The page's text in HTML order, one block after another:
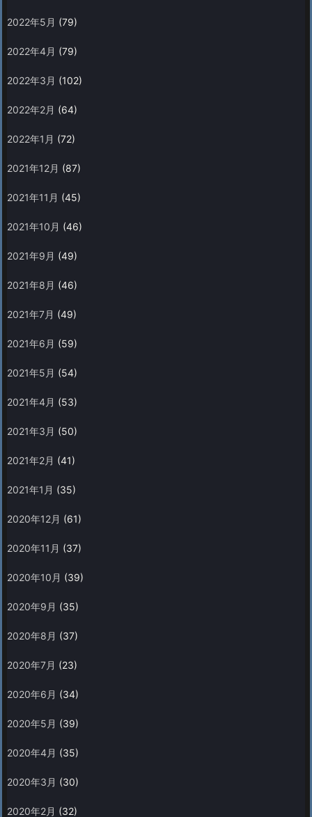
2022年5月 (79)
2022年4月 (79)
2022年3月 (102)
2022年2月 (64)
2022年1月 (72)
2021年12月 (87)
2021年11月 (45)
2021年10月 (46)
2021年9月 (49)
2021年8月 (46)
2021年7月 (49)
2021年6月 (59)
2021年5月 (54)
2021年4月 (53)
2021年3月 (50)
2021年2月 (41)
2021年1月 (35)
2020年12月 (61)
2020年11月 (37)
2020年10月 (39)
2020年9月 (35)
2020年8月 (37)
2020年7月 (23)
2020年6月 (34)
2020年5月 (39)
2020年4月 (35)
2020年3月 (30)
2020年2月 (32)